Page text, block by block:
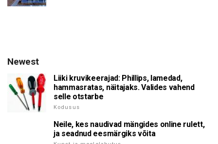
Newest
Liiki kruvikeerajad: Phillips, lamedad,
hammasratas, näitajaks. Valides vahend
selle otstarbe
Kodusus
Neile, kes naudivad mängides online rulett,
ja seadnud eesmärgiks võita